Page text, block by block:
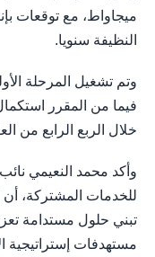
النظيفة سنويا.
خلال الربع الرابع من
وأكد محمد النعيمي
للخدمات المشتركة،
تبني حلول مستدامة